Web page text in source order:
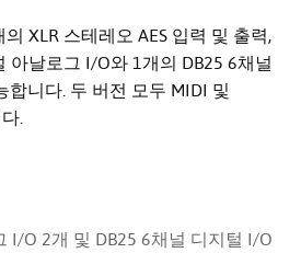
XLR 스테레오 AES 입력 및 출력,
아날로그 I/O와 1개의 DB25 6채널
합니다. 두 버전 모두 MIDI 및
.
I/O 2개 및 DB25 6채널 디지털 I/O